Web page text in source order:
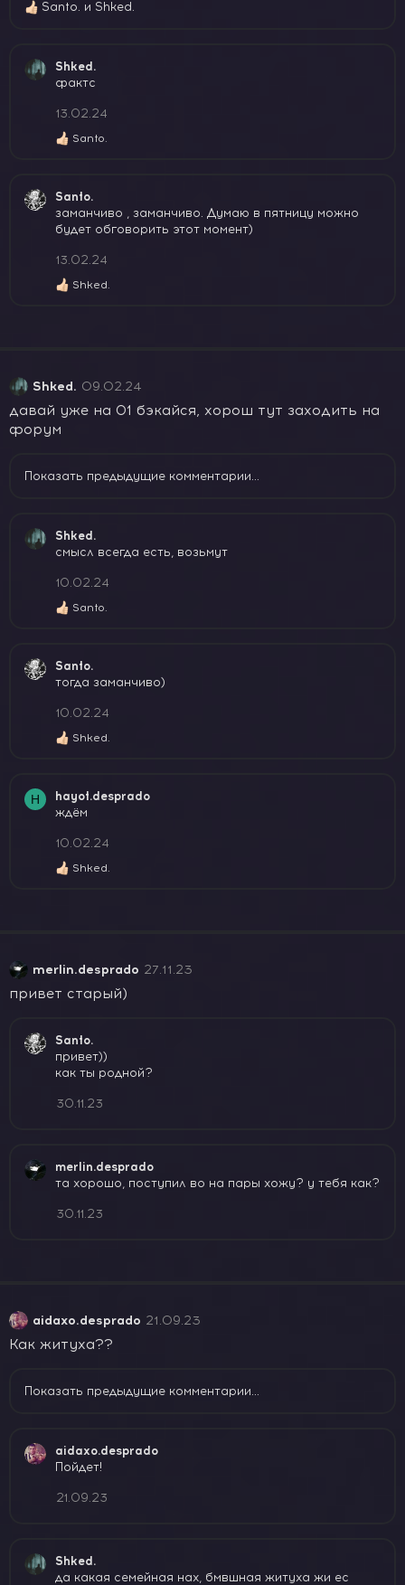
Р
ц
Santo. и Shked.
Shked.
фактс
13.02.24
Р
ц
и
и
Santo.
Santo.
заманчиво , заманчиво. Думаю в пятницу можно
будет обговорить этот момент)
13.02.24
Р
:
Shked.
Shked. 09.02.24
давай уже на 01 бэкайся, хорош тут заходить на
форум
Показать предыдущие комментарии...
Shked.
смысл всегда есть, возьмут
10.02.24
Р
ц
и
:
Santo.
Santo.
тогда заманчиво)
10.02.24
Р
ц
и
:
Shked.
H
hayot.desprado
ждём
10.02.24
Р
:
Shked.
merlin.desprado 27.11.23
привет старый)
Santo.
привет))
как ты родной?
30.11.23
merlin.desprado
та хорошо, поступил во на пары хожу? у тебя как?
30.11.23
aidaxo.desprado 21.09.23
Как житуха??
Показать предыдущие комментарии...
aidaxo.desprado
Пойдет!
21.09.23
Shked.
да какая семейная нах, бмвшная житуха жи ес